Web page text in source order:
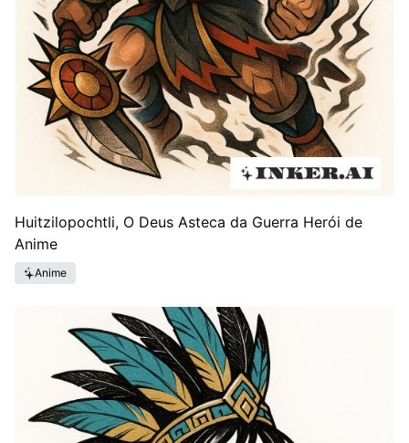
Huitzilopochtli, O Deus Asteca da Guerra Herói de
Anime
Anime